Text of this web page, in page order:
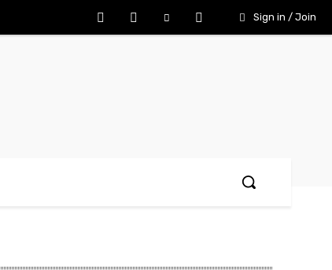
Sign in / Join